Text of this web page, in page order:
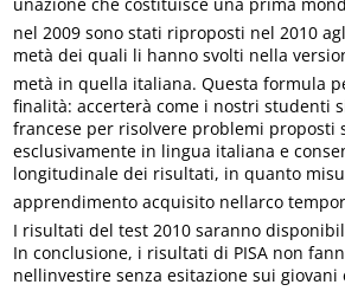
nel 2009 sono stati riproposti nel 2010
metà dei quali li hanno svolti nella
metà in quella italiana. Questa formula
finalità: accerterà come i nostri studenti
francese per risolvere problemi proposti
esclusivamente in lingua italiana e
longitudinale dei risultati, in quanto
apprendimento acquisito nellarco
I risultati del test 2010 saranno
In conclusione, i risultati di PISA non
nellinvestire senza esitazione sui